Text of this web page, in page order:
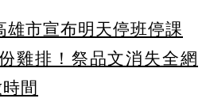
雄市宣布明天停班停課
雞排！祭品文消失全網
間